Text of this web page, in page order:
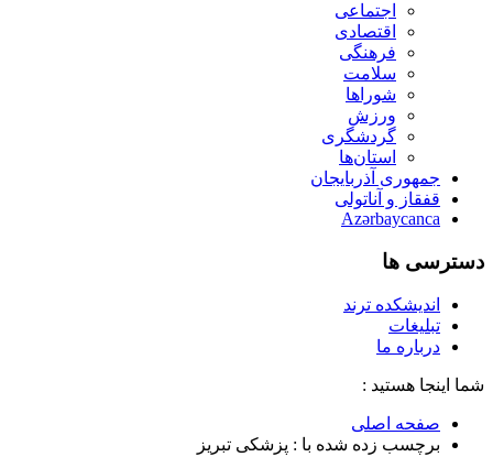
اجتماعی
اقتصادی
فرهنگی
سلامت
شوراها
ورزش
گردشگری
استان‌ها
جمهوری آذربایجان
قفقاز و آناتولی
Azərbaycanca
دسترسی ها
اندیشکده ترند
تبلیغات
درباره ما
شما اینجا هستید :
صفحه اصلی
برچسب زده شده با : پزشکی تبریز